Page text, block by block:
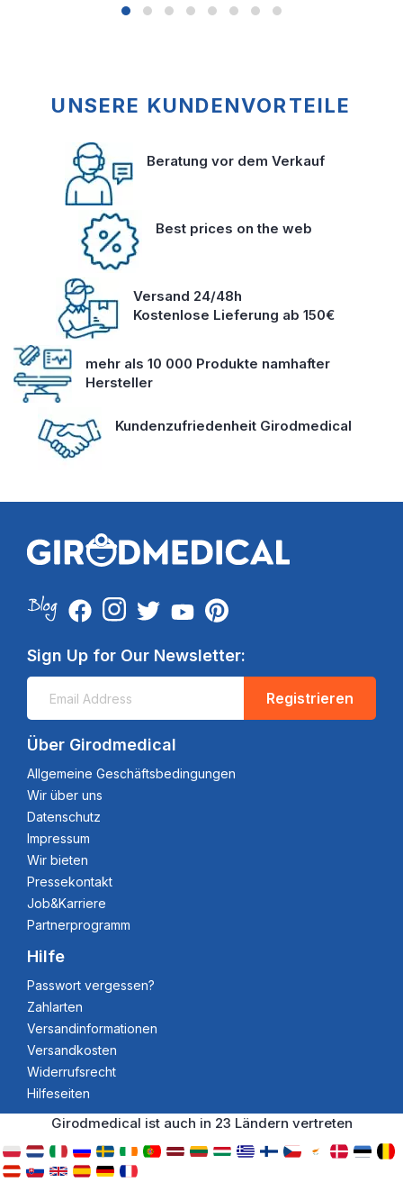
UNSERE KUNDENVORTEILE
Beratung vor dem Verkauf
Best prices on the web
Versand 24/48h
Kostenlose Lieferung ab 150€
mehr als 10 000 Produkte namhafter
Hersteller
Kundenzufriedenheit Girodmedical
Sign Up for Our Newsletter:
Registrieren
Über Girodmedical
Allgemeine Geschäftsbedingungen
Wir über uns
Datenschutz
Impressum
Wir bieten
Pressekontakt
Job&Karriere
Partnerprogramm
Hilfe
Passwort vergessen?
Zahlarten
Versandinformationen
Versandkosten
Widerrufsrecht
Hilfeseiten
Girodmedical ist auch in 23 Ländern vertreten